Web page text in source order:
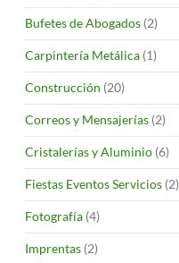
Bufetes de Abogados (2)
Carpintería Metálica (1)
Construcción (20)
Correos y Mensajerías (2)
Cristalerías y Aluminio (6)
Fiestas Eventos Servicios (2)
Fotografía (4)
Imprentas (2)